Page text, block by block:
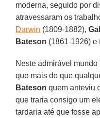
moderna, seguido por
atravessaram os
Darwin (1809-1882),
Bateson (1861-1926) e
Neste admirável mundo
que mais do que
Bateson quem anteviu
que traria consigo um
tardaria até que fosse